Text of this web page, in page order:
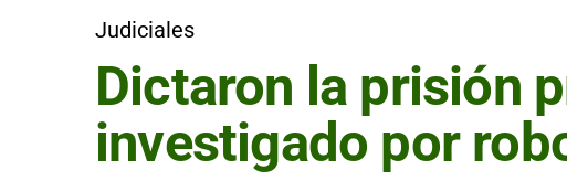
Judiciales
Dictaron la prisión
investigado por